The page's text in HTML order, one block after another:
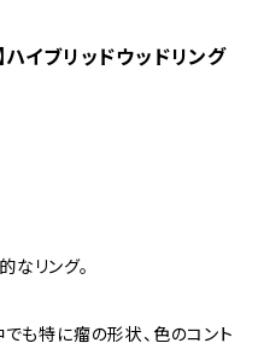
イブリッドウッドリング
リング。
も特に瘤の形状、色のコント